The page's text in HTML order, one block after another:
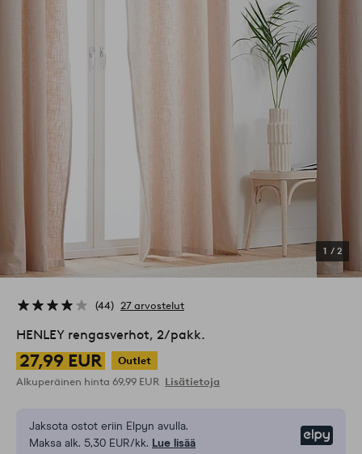
1 / 2
44 27 arvostelut
HENLEY rengasverhot, 2/pakk.
27,99 EUR
Outlet
Alkuperäinen hinta 69,99 EUR Lisätietoja
Jaksota ostot eriin Elpyn avulla.
Maksa alk. 5,30 EUR/kk. Lue lisää